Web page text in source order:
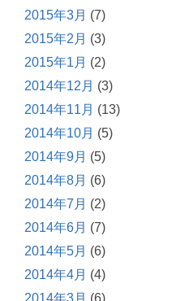
2015年3月 (7)
2015年2月 (3)
2015年1月 (2)
2014年12月 (3)
2014年11月 (13)
2014年10月 (5)
2014年9月 (5)
2014年8月 (6)
2014年7月 (2)
2014年6月 (7)
2014年5月 (6)
2014年4月 (4)